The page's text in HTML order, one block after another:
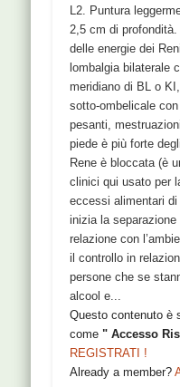
L2. Puntura
2,5 cm di
delle energie dei
lombalgia bilaterale
meridiano di BL o
sotto-ombelicale
pesanti,
piede è più forte
Rene è bloccata (è
clinici qui usato per
eccessi alimentari
inizia la separazione
relazione con
il controllo in
persone che se
alcool e...
Questo contenuto è
come" Accesso
REGISTRATI !
Already a member?